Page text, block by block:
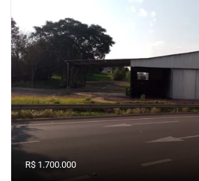
R$ 1.700.000